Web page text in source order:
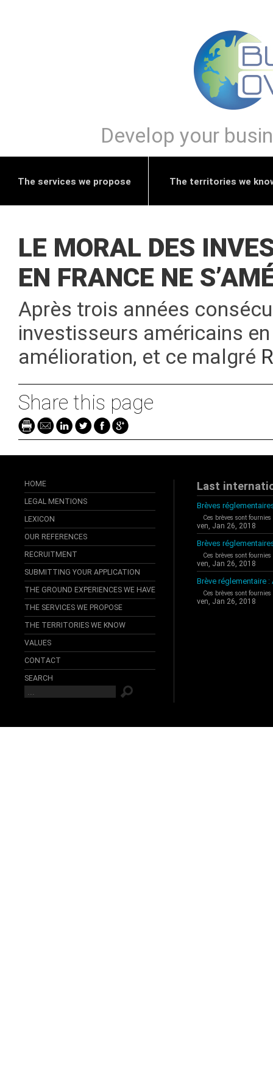
Develop your
The services we propose The territories we
LE MORAL DES
EN FRANCE NE
Après trois années
investisseurs américains
amélioration, et ce malgré
Share this page
HOME
LEGAL MENTIONS
LEXICON
OUR REFERENCES
RECRUITMENT
SUBMITTING YOUR APPLICATION
THE GROUND EXPERIENCES WE HAVE
THE SERVICES WE PROPOSE
THE TERRITORIES WE KNOW
VALUES
CONTACT
SEARCH
Last
Brèves
Ces brèves sont
ven, Jan 26, 2018
Brèves
Ces brèves sont
ven, Jan 26, 2018
Brève réglementaire :
Ces brèves sont
ven, Jan 26, 2018